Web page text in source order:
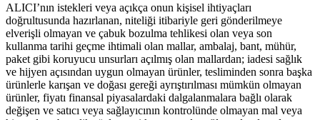
ALICI’nın istekleri veya açıkça onun kişisel ihtiyaçları
doğrultusunda hazırlanan, niteliği itibariyle geri gönderilmeye
elverişli olmayan ve çabuk bozulma tehlikesi olan veya son
kullanma tarihi geçme ihtimali olan mallar, ambalaj, bant, mühür,
paket gibi koruyucu unsurları açılmış olan mallardan; iadesi sağlık
ve hijyen açısından uygun olmayan ürünler, tesliminden sonra başka
ürünlerle karışan ve doğası gereği ayrıştırılması mümkün olmayan
ürünler, fiyatı finansal piyasalardaki dalgalanmalara bağlı olarak
değişen ve satıcı veya sağlayıcının kontrolünde olmayan mal veya